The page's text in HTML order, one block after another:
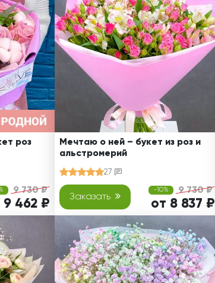
Подруге
Сестре
Брату
Врачу
Коллеге
Бабушке
Дедушке
роз
9 730 ₽
9 462 ₽
Мечтаю о ней – букет из роз и
альстромерий
27
Заказать
-10% 9 730 ₽
от 8 837 ₽